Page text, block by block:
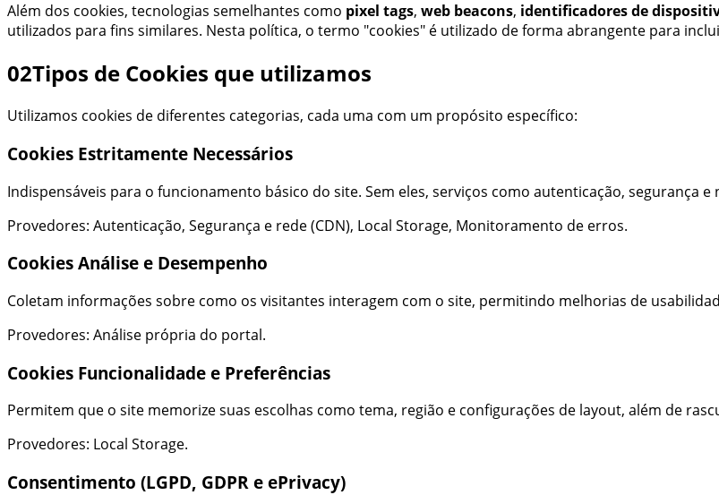
Além dos cookies, tecnologias semelhantes como pixel tags, web beacons, identificadores de
utilizados para fins similares. Nesta política, o termo "cookies" é utilizado de forma abrangente para
02Tipos de Cookies que utilizamos
Utilizamos cookies de diferentes categorias, cada uma com um propósito específico:
Cookies Estritamente Necessários
Indispensáveis para o funcionamento básico do site. Sem eles, serviços como autenticação, segurança
Provedores: Autenticação, Segurança e rede (CDN), Local Storage, Monitoramento de erros.
Cookies Análise e Desempenho
Coletam informações sobre como os visitantes interagem com o site, permitindo melhorias de
Provedores: Análise própria do portal.
Cookies Funcionalidade e Preferências
Permitem que o site memorize suas escolhas como tema, região e configurações de layout, além de
Provedores: Local Storage.
Consentimento (LGPD, GDPR e ePrivacy)